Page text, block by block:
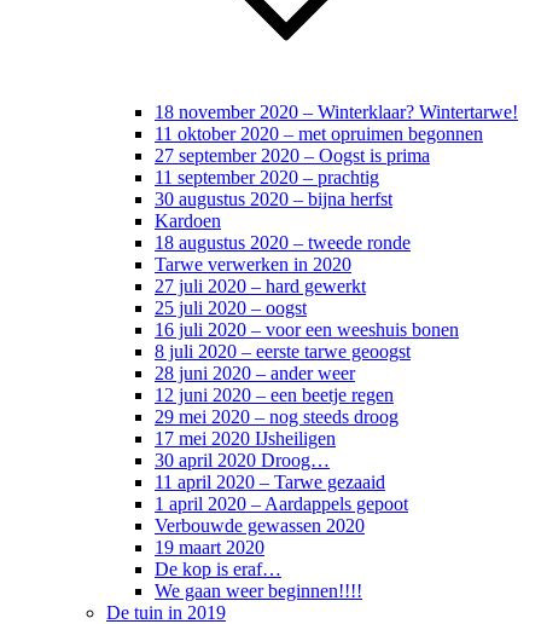
18 november 2020 – Winterklaar? Wintertarwe!
11 oktober 2020 – met opruimen begonnen
27 september 2020 – Oogst is prima
11 september 2020 – prachtig
30 augustus 2020 – bijna herfst
Kardoen
18 augustus 2020 – tweede ronde
Tarwe verwerken in 2020
27 juli 2020 – hard gewerkt
25 juli 2020 – oogst
16 juli 2020 – voor een weeshuis bonen
8 juli 2020 – eerste tarwe geoogst
28 juni 2020 – ander weer
12 juni 2020 – een beetje regen
29 mei 2020 – nog steeds droog
17 mei 2020 IJsheiligen
30 april 2020 Droog…
11 april 2020 – Tarwe gezaaid
1 april 2020 – Aardappels gepoot
Verbouwde gewassen 2020
19 maart 2020
De kop is eraf…
We gaan weer beginnen!!!!
De tuin in 2019